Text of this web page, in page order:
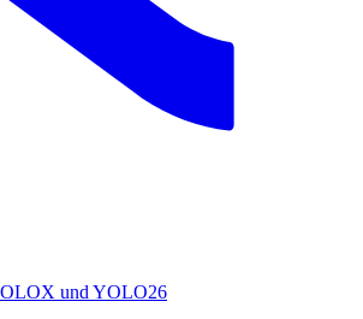
und YOLO26